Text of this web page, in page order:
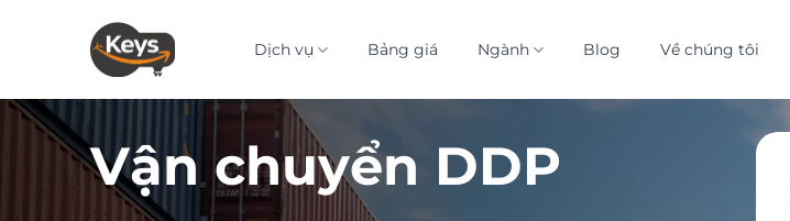
Dịch vụ Bảng giá Ngành Blog Về chúng tôi
Vận chuyển DDP